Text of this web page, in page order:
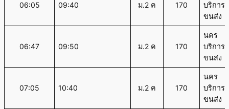
06:05 09:40 ม.2 ค 170
บริการ
ขนส่ง
06:47 09:50 ม.2 ค 170
นคร
บริการ
ขนส่ง
07:05 10:40 ม.2 ค 170
นคร
บริการ
ขนส่ง